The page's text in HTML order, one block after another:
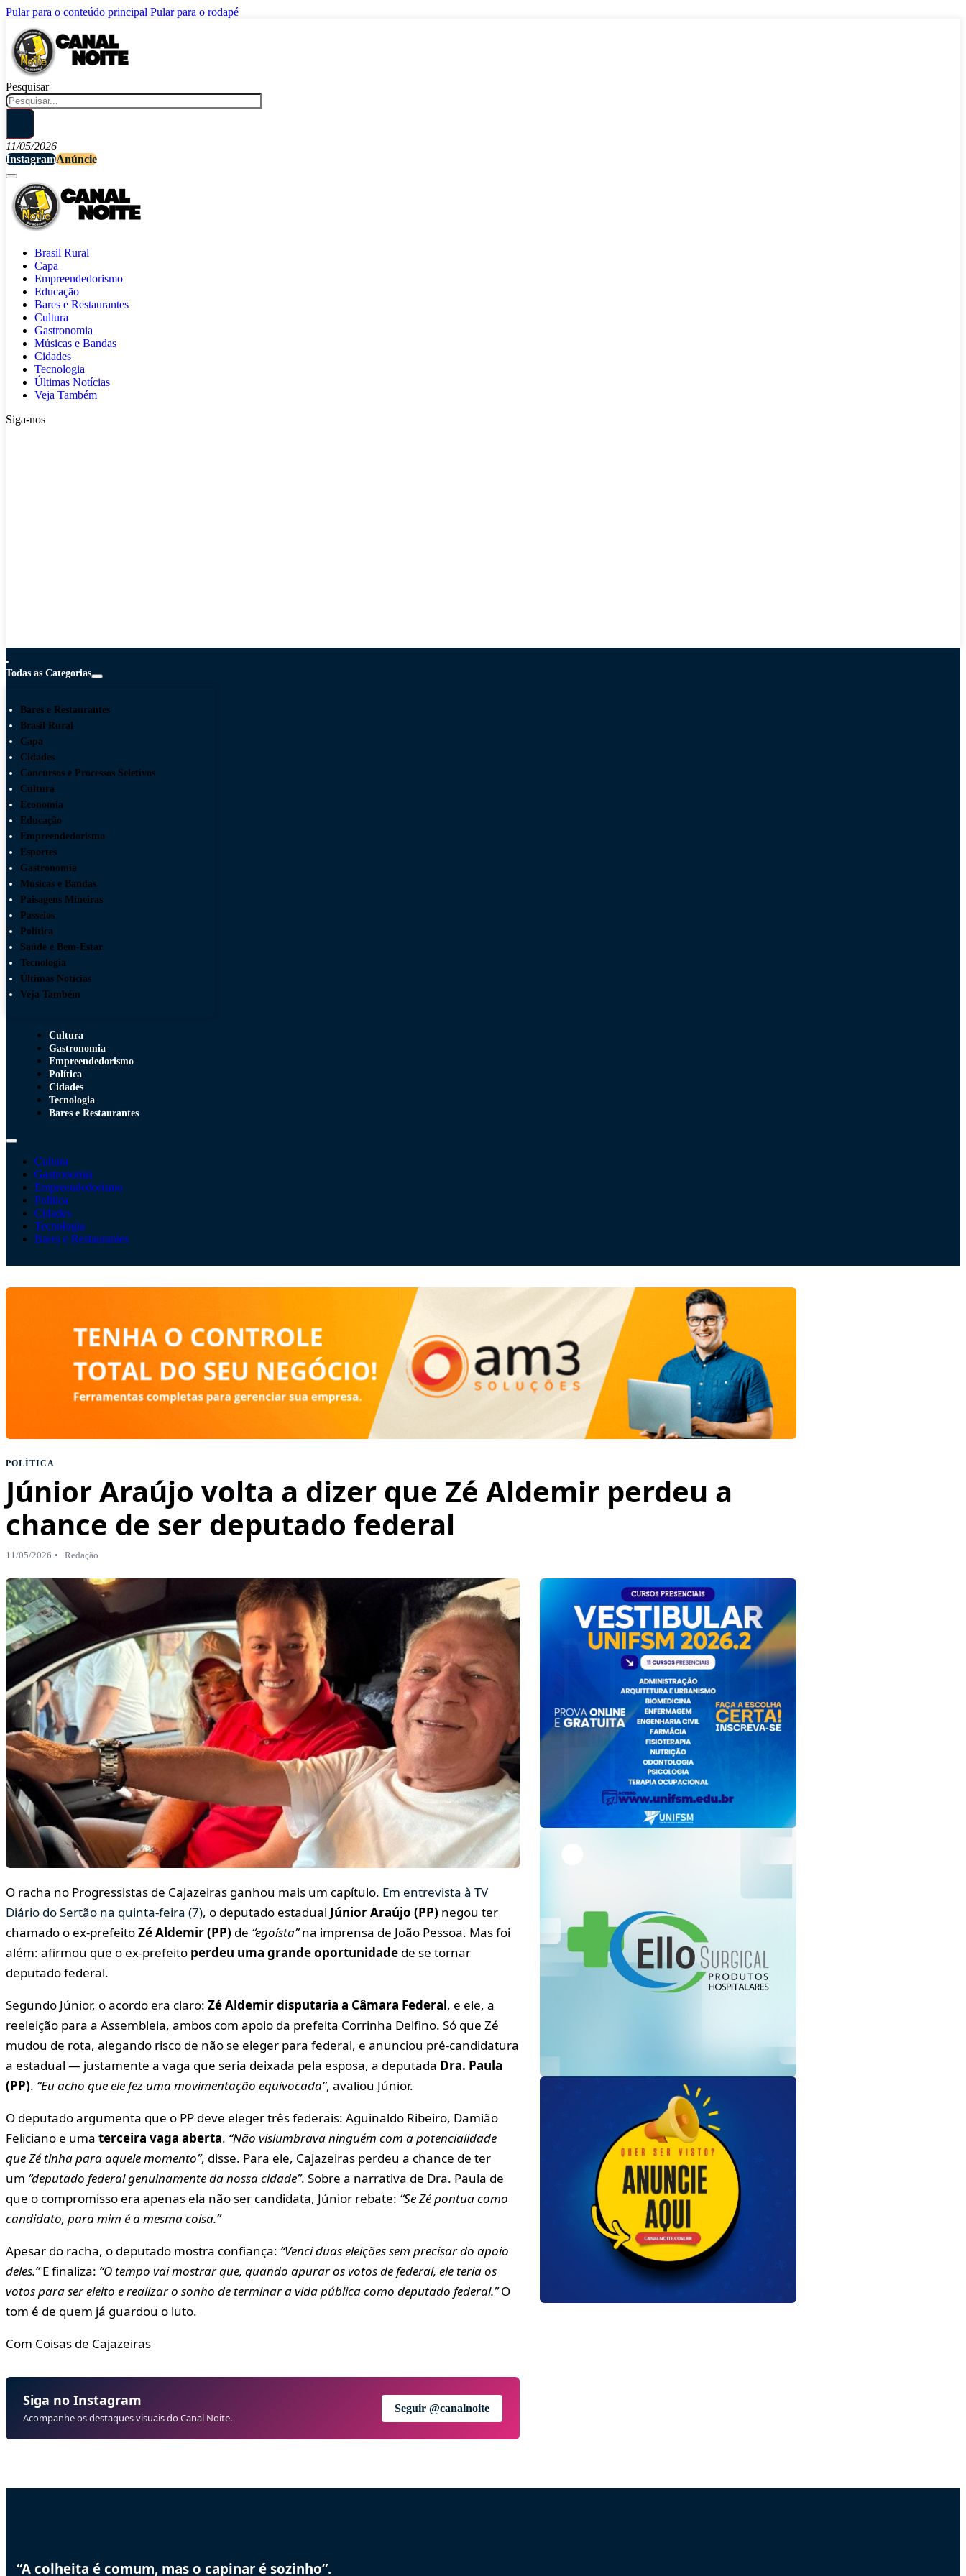
Pular para o conteúdo principal Pular para o rodapé
Pesquisar
11/05/2026
InstagramAnúncie
Brasil Rural
Capa
Empreendedorismo
Educação
Bares e Restaurantes
Cultura
Gastronomia
Músicas e Bandas
Cidades
Tecnologia
Últimas Notícias
Veja Também
Siga-nos
Todas as Categorias
Bares e Restaurantes
Brasil Rural
Capa
Cidades
Concursos e Processos Seletivos
Cultura
Economia
Educação
Empreendedorismo
Esportes
Gastronomia
Músicas e Bandas
Paisagens Mineiras
Passeios
Política
Saúde e Bem-Estar
Tecnologia
Últimas Notícias
Veja Também
Cultura
Gastronomia
Empreendedorismo
Política
Cidades
Tecnologia
Bares e Restaurantes
Cultura
Gastronomia
Empreendedorismo
Política
Cidades
Tecnologia
Bares e Restaurantes
POLÍTICA
Júnior Araújo volta a dizer que Zé Aldemir perdeu a
chance de ser deputado federal
11/05/2026 Redação
O racha no Progressistas de Cajazeiras ganhou mais um capítulo. Em entrevista à TV
Diário do Sertão na quinta-feira (7), o deputado estadual Júnior Araújo (PP) negou ter
chamado o ex-prefeitoZé Aldemir (PP) de “egoísta”na imprensa de João Pessoa. Mas foi
além: afirmou que o ex-prefeito perdeu uma grande oportunidade de se tornar
deputado federal.
Segundo Júnior, o acordo era claro: Zé Aldemir disputaria a Câmara Federal, e ele, a
reeleição para a Assembleia, ambos com apoio da prefeita Corrinha Delfino. Só que Zé
mudou de rota, alegando risco de não se eleger para federal, e anunciou pré-candidatura
a estadual — justamente a vaga que seria deixada pela esposa, a deputada Dra. Paula
(PP). “Eu acho que ele fez uma movimentação equivocada”, avaliou Júnior.
O deputado argumenta que o PP deve eleger três federais: Aguinaldo Ribeiro, Damião
Feliciano e uma terceira vaga aberta. “Não vislumbrava ninguém com a potencialidade
que Zé tinha para aquele momento”, disse. Para ele, Cajazeiras perdeu a chance de ter
um “deputado federal genuinamente da nossa cidade”. Sobre a narrativa de Dra. Paula de
que o compromisso era apenas ela não ser candidata, Júnior rebate: “Se Zé pontua como
candidato, para mim é a mesma coisa.”
Apesar do racha, o deputado mostra confiança: “Venci duas eleições sem precisar do apoio
deles.”E finaliza: “O tempo vai mostrar que, quando apurar os votos de federal, ele teria os
votos para ser eleito e realizar o sonho de terminar a vida pública como deputado federal.”O
tom é de quem já guardou o luto.
Com Coisas de Cajazeiras
Siga no Instagram
Acompanhe os destaques visuais do Canal Noite.
Seguir @canalnoite
“A colheita é comum, mas o capinar é sozinho”.